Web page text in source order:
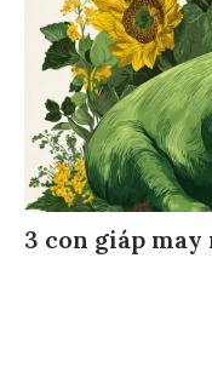
3 con giáp